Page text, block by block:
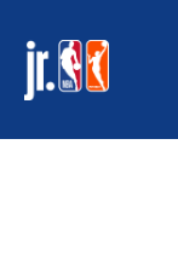
main
content